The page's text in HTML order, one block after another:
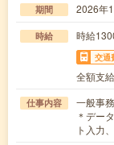
期間 2026年
時給 時給
交通
全額支給
仕事内容
一般事務
＊デー
ト入力